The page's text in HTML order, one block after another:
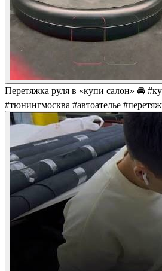
Перетяжка руля в «купи салон» 🚘
#тюнингмосква #автоателье